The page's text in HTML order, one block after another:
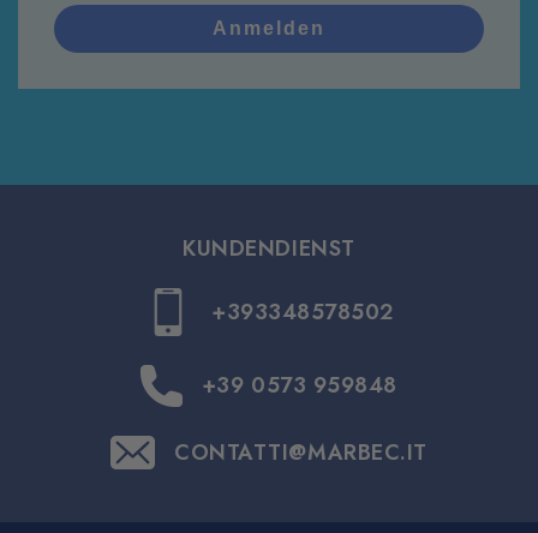
Anmelden
KUNDENDIENST
+393348578502
+39 0573 959848
CONTATTI@MARBEC.IT